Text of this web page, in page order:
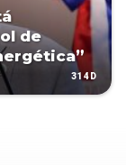
de
314D